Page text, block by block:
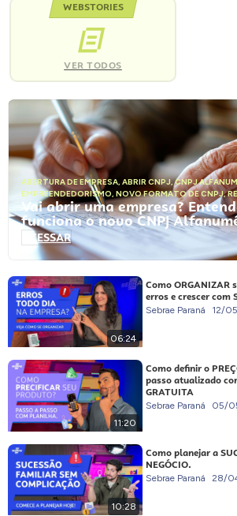
WEBSTORIES
VER TODOS
ABERTURA DE EMPRESA, ABRIR CNPJ,CNPJ
EMPREENDEDORISMO, NOVO FORMATO DE CNPJ,
Vai abrir uma empresa?
funciona o novo CNPJ
ACESSAR
06:24
Como ORGANIZAR
erros e crescer com
Sebrae Paraná 12/
11:20
Como definir o
passo atualizado
GRATUITA
Sebrae Paraná 05/
10:28
Como planejar a
NEGÓCIO.
Sebrae Paraná 28/